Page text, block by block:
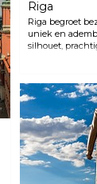
Riga
Riga begroet
uniek en
silhouet,
in de Oostzee.
door het
charmante,
van een
met exclusieve
bruisend
internationale
tradities in een
gedurende haar
geschiedenis
geweest.